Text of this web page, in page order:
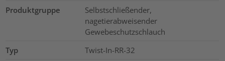
Produktgruppe
Selbstschließender,
nagetierabweisender
Gewebeschutzschlauch
Typ
Twist-In-RR-32